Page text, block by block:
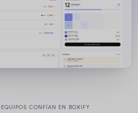
CONFÍAN EN BOXIFY